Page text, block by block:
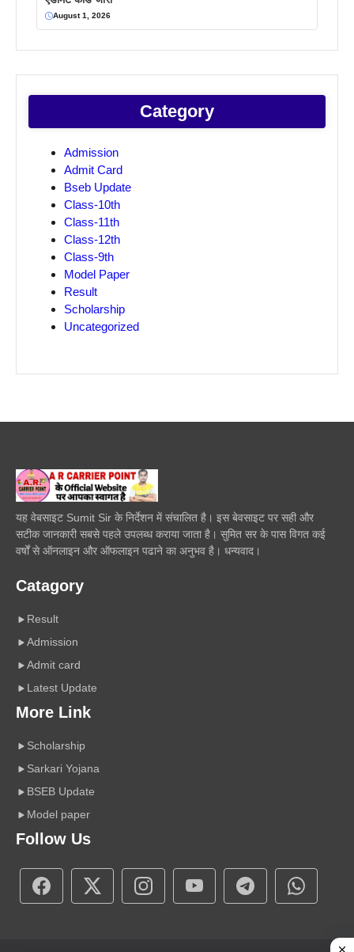
August 1, 2026
Category
Admission
Admit Card
Bseb Update
Class-10th
Class-11th
Class-12th
Class-9th
Model Paper
Result
Scholarship
Uncategorized
यह वेबसाइट Sumit Sir के निर्देशन में संचालित है। इस बेवसाइट पर सही और
सटीक जानकारी सबसे पहले उपलब्ध कराया जाता है। सुमित सर के पास विगत कई
वर्षों से ऑनलाइन और ऑफलाइन पढाने का अनुभव है। धन्यवाद।
Catagory
Result
Admission
Admit card
Latest Update
More Link
Scholarship
Sarkari Yojana
BSEB Update
Model paper
Follow Us